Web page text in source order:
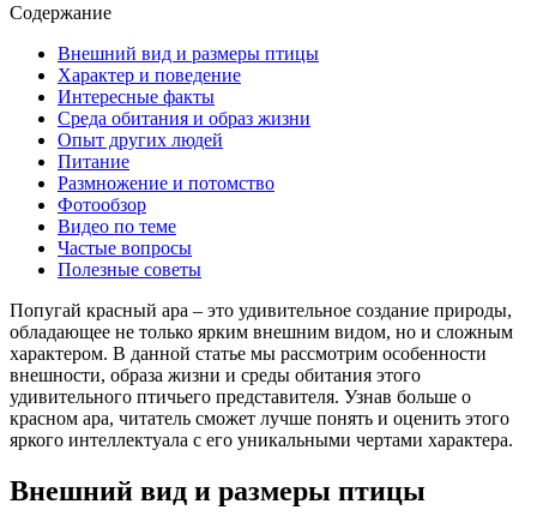
Содержание
Внешний вид и размеры птицы
Характер и поведение
Интересные факты
Среда обитания и образ жизни
Опыт других людей
Питание
Размножение и потомство
Фотообзор
Видео по теме
Частые вопросы
Полезные советы
Попугай красный ара – это удивительное создание природы,
обладающее не только ярким внешним видом, но и сложным
характером. В данной статье мы рассмотрим особенности
внешности, образа жизни и среды обитания этого
удивительного птичьего представителя. Узнав больше о
красном ара, читатель сможет лучше понять и оценить этого
яркого интеллектуала с его уникальными чертами характера.
Внешний вид и размеры птицы